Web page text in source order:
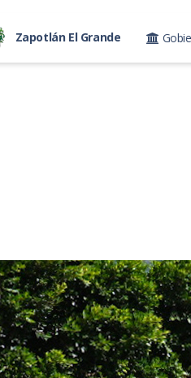
Zapotlán El Grande